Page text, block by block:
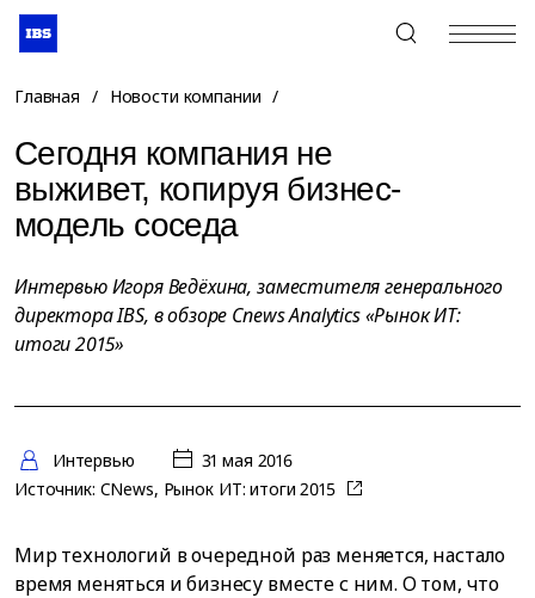
+7 (495) 967-80-80
Главная / Новости компании /
Сегодня компания не
выживет, копируя бизнес-
модель соседа
Интервью Игоря Ведёхина, заместителя генерального
директора IBS, в обзоре Cnews Analytics «Рынок ИТ:
итоги 2015»
Интервью
31 мая 2016
Источник: CNews, Рынок ИТ: итоги 2015
Мир технологий в очередной раз меняется, настало
время меняться и бизнесу вместе с ним. О том, что